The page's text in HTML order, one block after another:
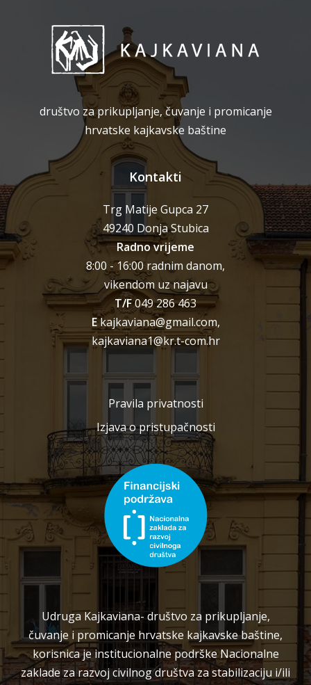
društvo za prikupljanje, čuvanje i promicanje
hrvatske kajkavske baštine
Kontakti
Trg Matije Gupca 27
49240 Donja Stubica
Radno vrijeme
8:00 - 16:00 radnim danom,
vikendom uz najavu
T/F049 286 463
Ekajkaviana@gmail.com,
kajkaviana1@kr.t-com.hr
Pravila privatnosti
Izjava o pristupačnosti
Udruga Kajkaviana- društvo za prikupljanje,
čuvanje i promicanje hrvatske kajkavske baštine,
korisnica je institucionalne podrške Nacionalne
zaklade za razvoj civilnog društva za stabilizaciju i/ili